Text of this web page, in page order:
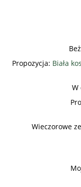
Propozycja: Biała
W
Wieczorowe